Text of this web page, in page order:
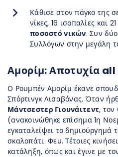
Κάθισε στον πάγκο της
νίκες, 16 ισοπαλίες και
ποσοστό νικών. Συν
Συλλόγων στην μεγάλη
Αμορίμ: Αποτυχία
Ο Ρουμπέν Αμορίμ έκανε
Σπόρτινγκ Λισαβόνας. Όταν
Μάντσεστερ Γιουνάιτεντ, τον
(ανακοινώθηκε επίσημα 1η
εγκαταλείψει το δημιούργημά
σκαλοπάτι. Φευ. Τέτοιες
κατάληξη, όπως και έγινε με